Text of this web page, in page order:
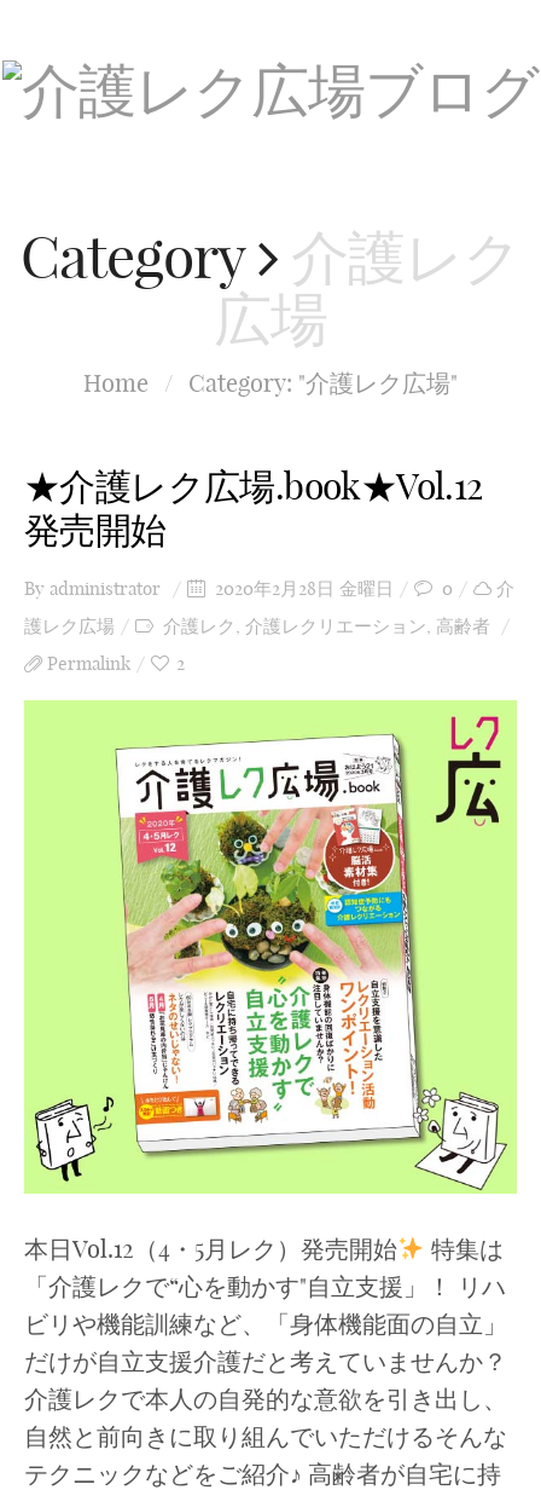
Category
介護レク
広場
Home / Category: "介護レク広場"
★介護レク広場.book★Vol.12
発売開始
By administrator 2020年2月28日 金曜日 0
介
護レク広場
介護レク 介護レクリエーション 高齢者
Permalink
2
本日Vol.12（4・5月レク）発売開始
特集は
「介護レクで“心を動かす"自立支援」！ リハ
ビリや機能訓練など、「身体機能面の自立」
だけが自立支援介護だと考えていませんか？
介護レクで本人の自発的な意欲を引き出し、
自然と前向きに取り組んでいただけるそんな
テクニックなどをご紹介♪ 高齢者が自宅に持